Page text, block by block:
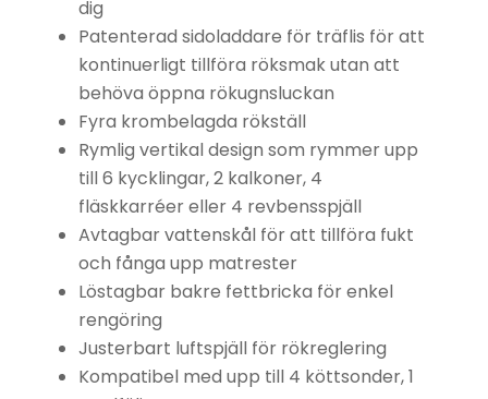
dig
Patenterad sidoladdare för träflis för att
kontinuerligt tillföra röksmak utan att
behöva öppna rökugnsluckan
Fyra krombelagda rökställ
Rymlig vertikal design som rymmer upp
till 6 kycklingar, 2 kalkoner, 4
fläskkarréer eller 4 revbensspjäll
Avtagbar vattenskål för att tillföra fukt
och fånga upp matrester
Löstagbar bakre fettbricka för enkel
rengöring
Justerbart luftspjäll för rökreglering
Kompatibel med upp till 4 köttsonder, 1